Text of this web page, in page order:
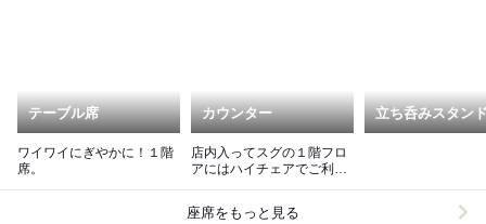
テーブル席
ワイワイにぎやかに！１階
席。
カウンター
店内入ってスグの１階フロ
アにはハイチェアでご利用
立ち呑みスタン
座席をもっと見る